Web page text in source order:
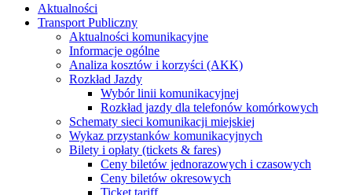
Aktualności
Transport Publiczny
Aktualności komunikacyjne
Informacje ogólne
Analiza kosztów i korzyści (AKK)
Rozkład Jazdy
Wybór linii komunikacyjnej
Rozkład jazdy dla telefonów komórkowych
Schematy sieci komunikacji miejskiej
Wykaz przystanków komunikacyjnych
Bilety i opłaty (tickets & fares)
Ceny biletów jednorazowych i czasowych
Ceny biletów okresowych
Ticket tariff